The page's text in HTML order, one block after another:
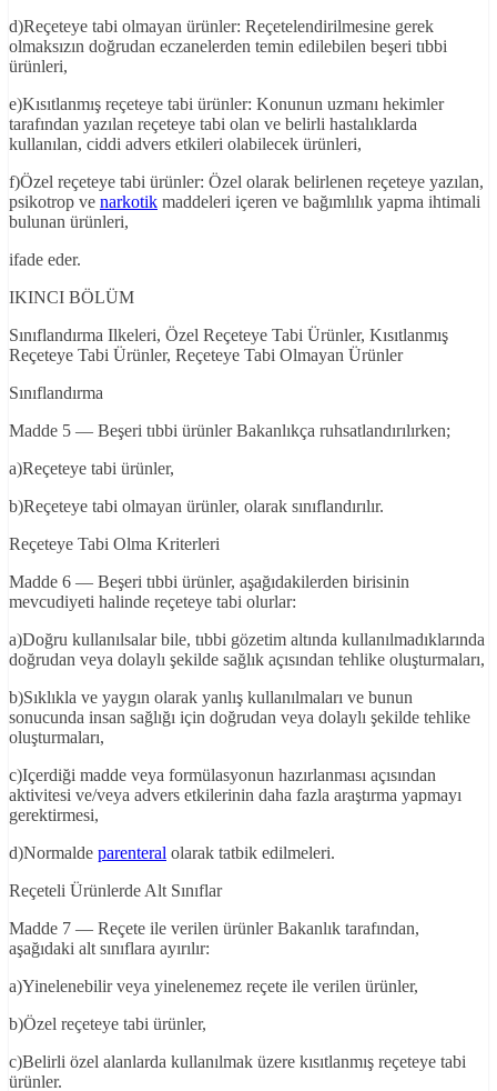
d)Reçeteye tabi olmayan ürünler: Reçetelendirilmesine gerek
olmaksızın doğrudan eczanelerden temin edilebilen beşeri tıbbi
ürünleri,
e)Kısıtlanmış reçeteye tabi ürünler: Konunun uzmanı hekimler
tarafından yazılan reçeteye tabi olan ve belirli hastalıklarda
kullanılan, ciddi advers etkileri olabilecek ürünleri,
f)Özel reçeteye tabi ürünler: Özel olarak belirlenen reçeteye yazılan,
psikotrop ve narkotik maddeleri içeren ve bağımlılık yapma ihtimali
bulunan ürünleri,
ifade eder.
IKINCI BÖLÜM
Sınıflandırma Ilkeleri, Özel Reçeteye Tabi Ürünler, Kısıtlanmış
Reçeteye Tabi Ürünler, Reçeteye Tabi Olmayan Ürünler
Sınıflandırma
Madde 5 — Beşeri tıbbi ürünler Bakanlıkça ruhsatlandırılırken;
a)Reçeteye tabi ürünler,
b)Reçeteye tabi olmayan ürünler, olarak sınıflandırılır.
Reçeteye Tabi Olma Kriterleri
Madde 6 — Beşeri tıbbi ürünler, aşağıdakilerden birisinin
mevcudiyeti halinde reçeteye tabi olurlar:
a)Doğru kullanılsalar bile, tıbbi gözetim altında kullanılmadıklarında
doğrudan veya dolaylı şekilde sağlık açısından tehlike oluşturmaları,
b)Sıklıkla ve yaygın olarak yanlış kullanılmaları ve bunun
sonucunda insan sağlığı için doğrudan veya dolaylı şekilde tehlike
oluşturmaları,
c)Içerdiği madde veya formülasyonun hazırlanması açısından
aktivitesi ve/veya advers etkilerinin daha fazla araştırma yapmayı
gerektirmesi,
d)Normalde parenteral olarak tatbik edilmeleri.
Reçeteli Ürünlerde Alt Sınıflar
Madde 7 — Reçete ile verilen ürünler Bakanlık tarafından,
aşağıdaki alt sınıflara ayırılır:
a)Yinelenebilir veya yinelenemez reçete ile verilen ürünler,
b)Özel reçeteye tabi ürünler,
c)Belirli özel alanlarda kullanılmak üzere kısıtlanmış reçeteye tabi
ürünler.